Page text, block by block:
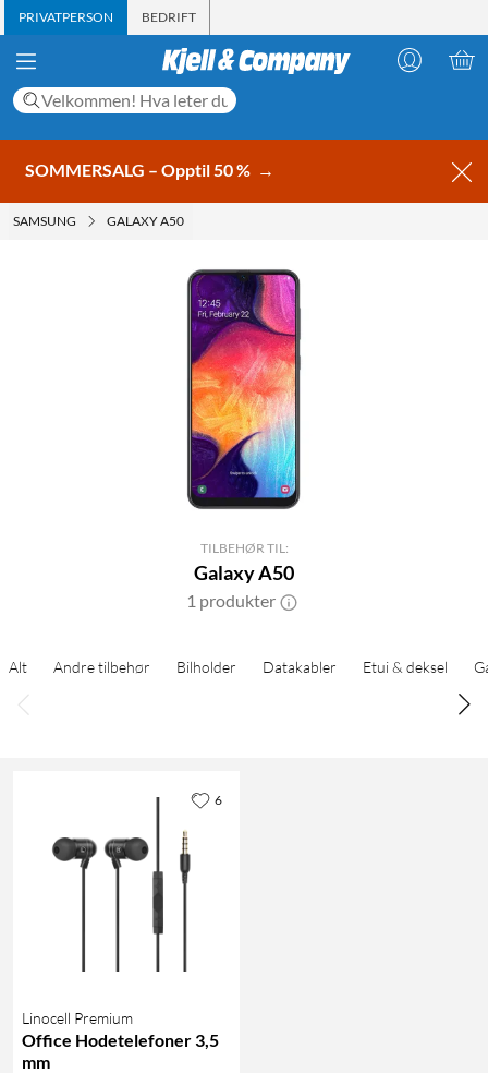
PRIVATPERSON BEDRIFT
SOMMERSALG – Opptil 50 % →
SAMSUNG GALAXY A50
TILBEHØR TIL:
Galaxy A50
1 produkter
Alt Andre tilbehør Bilholder Datakabler Etui & deksel
Linocell Premium
Office Hodetelefoner 3,5
mm
6